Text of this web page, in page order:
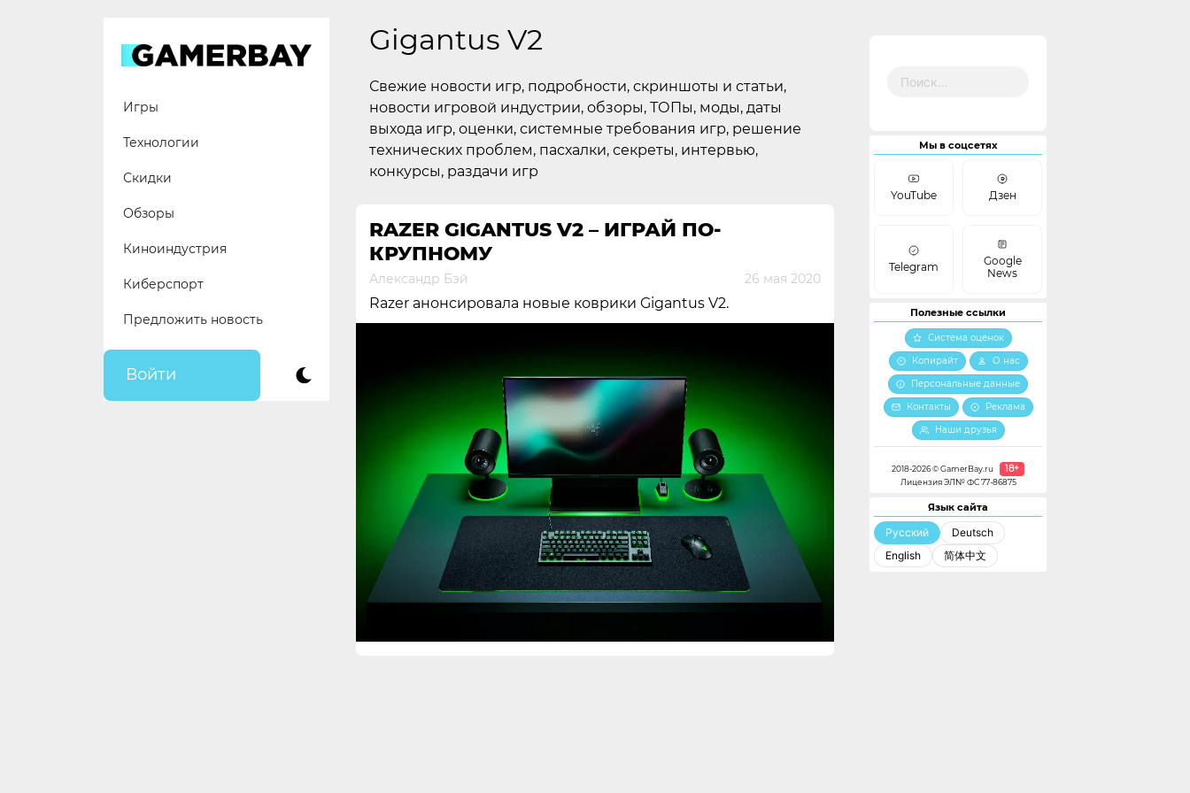
Игры
Технологии
Скидки
Обзоры
Киноиндустрия
Киберспорт
Предложить новость
Войти
Gigantus V2
Свежие новости игр, подробности, скриншоты и статьи,
новости игровой индустрии, обзоры, ТОПы, моды, даты
выхода игр, оценки, системные требования игр, решение
технических проблем, пасхалки, секреты, интервью,
конкурсы, раздачи игр
RAZER GIGANTUS V2 – ИГРАЙ ПО-
КРУПНОМУ
Александр Бэй 26 мая 2020
Razer анонсировала новые коврики Gigantus V2.
Мы в соцсетях
YouTube Дзен
Telegram
Google
News
Полезные ссылки
Система оценок
Копирайт
О нас
Персональные данные
Контакты
Реклама
Наши друзья
2018-2026 © GamerBay.ru 18+
Лицензия ЭЛ№ ФС 77-86875
Язык сайта
Русский
Deutsch
English
简体中文